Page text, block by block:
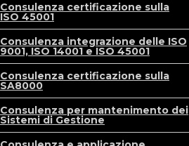
Consulenza certificazione sulla
ISO 45001
Consulenza integrazione delle ISO
9001, ISO 14001 e ISO 45001
Consulenza certificazione sulla
SA8000
Consulenza per mantenimento dei
Sistemi di Gestione